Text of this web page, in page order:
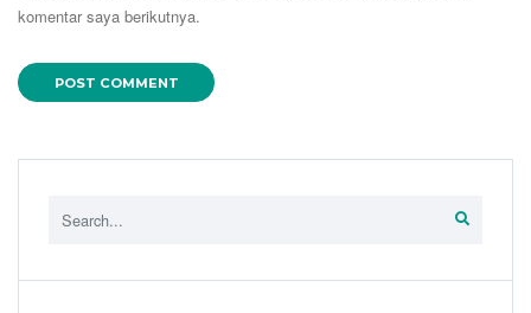
komentar saya berikutnya.